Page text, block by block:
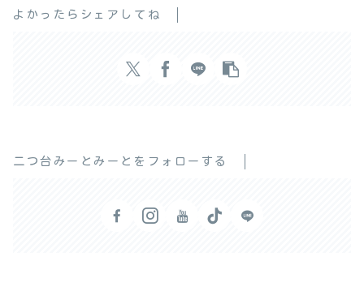
よかったらシェアしてね
二つ台みーとみーとをフォローする